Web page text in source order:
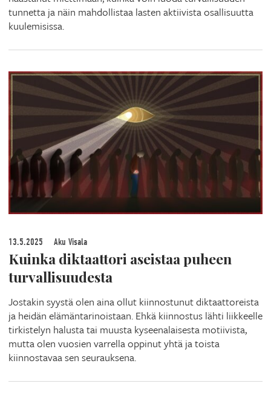
tunnetta ja näin mahdollistaa lasten aktiivista osallisuutta
kuulemisissa.
13.5.2025 Aku Visala
Kuinka diktaattori aseistaa puheen
turvallisuudesta
Jostakin syystä olen aina ollut kiinnostunut diktaattoreista
ja heidän elämäntarinoistaan. Ehkä kiinnostus lähti liikkeelle
tirkistelyn halusta tai muusta kyseenalaisesta motiivista,
mutta olen vuosien varrella oppinut yhtä ja toista
kiinnostavaa sen seurauksena.